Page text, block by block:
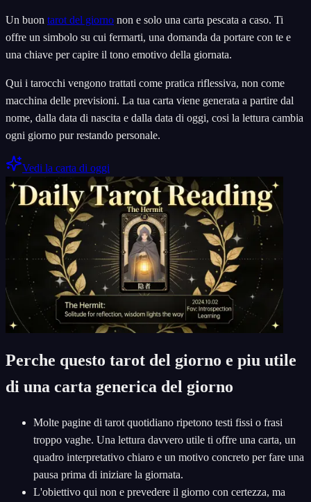
Un buon tarot del giorno non e solo una carta pescata a caso. Ti
offre un simbolo su cui fermarti, una domanda da portare con te e
una chiave per capire il tono emotivo della giornata.
Qui i tarocchi vengono trattati come pratica riflessiva, non come
macchina delle previsioni. La tua carta viene generata a partire dal
nome, dalla data di nascita e dalla data di oggi, cosi la lettura cambia
ogni giorno pur restando personale.
Vedi la carta di oggi
Perche questo tarot del giorno e piu utile
di una carta generica del giorno
Molte pagine di tarot quotidiano ripetono testi fissi o frasi
troppo vaghe. Una lettura davvero utile ti offre una carta, un
quadro interpretativo chiaro e un motivo concreto per fare una
pausa prima di iniziare la giornata.
L'obiettivo qui non e prevedere il giorno con certezza, ma